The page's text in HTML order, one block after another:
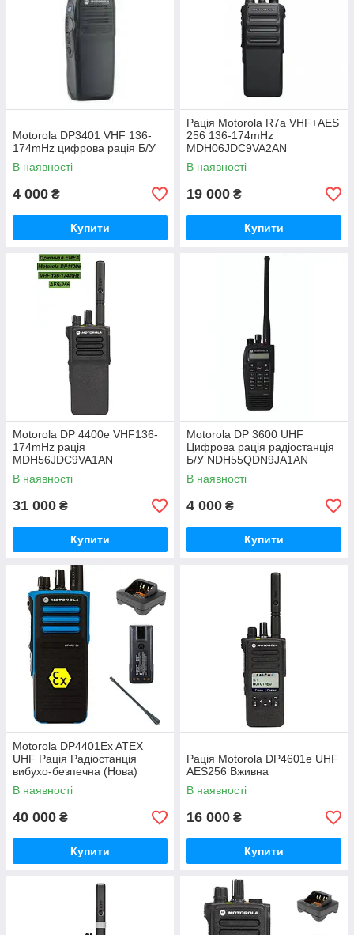
Motorola DP3401 VHF 136-
174mHz цифрова рація Б/У
В наявності
4 000 ₴
Купити
Рація Motorola R7a VHF+AES
256 136-174mHz
MDH06JDC9VA2AN
В наявності
19 000 ₴
Купити
Motorola DP 4400e VHF136-
174mHz рація
MDH56JDC9VA1AN
В наявності
31 000 ₴
Купити
Motorola DP 3600 UHF
Цифрова рація радіостанція
Б/У NDH55QDN9JA1AN
В наявності
4 000 ₴
Купити
Motorola DP4401Ex ATEX
UHF Рація Радіостанція
вибухо-безпечна (Нова)
В наявності
40 000 ₴
Купити
Рація Motorola DP4601e UHF
AES256 Вживна
В наявності
16 000 ₴
Купити